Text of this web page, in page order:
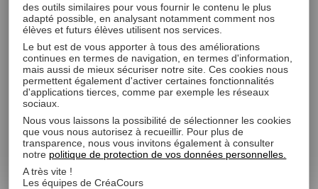
techniques afin d’éviter toute fuite ou vol de données et s’assure
que ses sous-traitants mettent en œuvre les mesures de
protection des données collectées. Les personnes qui ont accès
à ces données sont tenues à une obligation stricte de sécurité.
7. "COOKIES"
QUEL TYPE DE COOKIES UTILISONS-
NOUS ?
des outils similaires pour vous fournir le contenu le plus
adapté possible, en analysant notamment comment nos
élèves et futurs élèves utilisent nos services.
Le but est de vous apporter à tous des améliorations
continues en termes de navigation, en termes d'information,
mais aussi de mieux sécuriser notre site. Ces cookies nous
permettent également d'activer certaines fonctionnalités
d'applications tierces, comme par exemple les réseaux
sociaux.
Nous vous laissons la possibilité de sélectionner les cookies
que vous nous autorisez à recueillir. Pour plus de
transparence, nous vous invitons également à consulter
notre politique de protection de vos données personnelles.
A très vite !
Les équipes de CréaCours